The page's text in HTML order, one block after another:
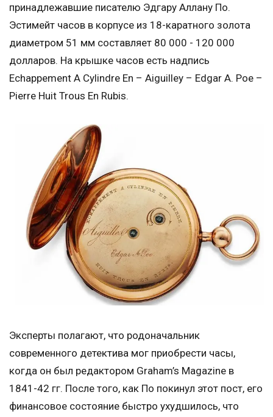
принадлежавшие писателю Эдгару Аллану По.
Эстимейт часов в корпусе из 18-каратного золота
диаметром 51 мм составляет 80 000 - 120 000
долларов. На крышке часов есть надпись
Echappement A Cylindre En – Aiguilley – Edgar A. Poe –
Pierre Huit Trous En Rubis.
Эксперты полагают, что родоначальник
современного детектива мог приобрести часы,
когда он был редактором Graham’s Magazine в
1841-42 гг. После того, как По покинул этот пост, его
финансовое состояние быстро ухудшилось, что